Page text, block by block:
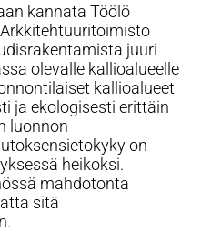
kannata Töölö
juuri
olevalle kallioalueelle
kallioalueet
ja ekologisesti erittäin
luonnon
on
heikoksi.
mahdotonta
sitä